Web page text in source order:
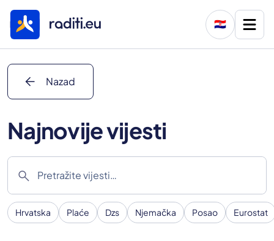
🇭🇷
arrow_back Nazad
Najnovije vijesti
search
Hrvatska Plaće Dzs Njemačka Posao Eurostat